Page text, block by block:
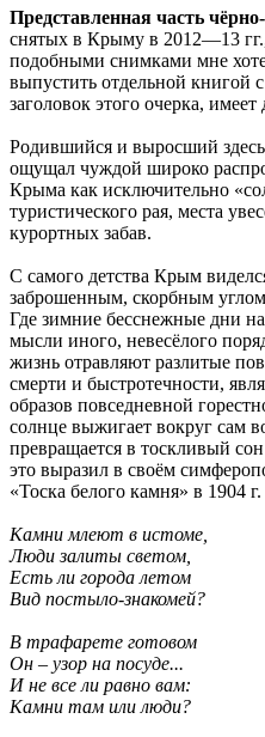
Представленная часть
снятых в Крыму в 2012—13
подобными снимками мне
выпустить отдельной книгой
заголовок этого очерка,
Родившийся и выросший
ощущал чуждой широко
Крыма как исключительно
туристического рая, места
курортных забав.
С самого детства Крым
заброшенным, скорбным
Где зимние бесснежные дни
мысли иного, невесёлого
жизнь отравляют разлитые
смерти и быстротечности,
образов повседневной
солнце выжигает вокруг сам
превращается в тоскливый
это выразил в своём
«Тоска белого камня» в 1904
Камни млеют в истоме,
Люди залиты светом,
Есть ли города летом
Вид постыло-знакомей?
В трафарете готовом
Он – узор на посуде...
И не все ли равно вам:
Камни там или люди?